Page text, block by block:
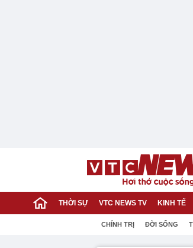
THỜI SỰ VTC NEWS TV KINH TẾ
CHÍNH TRỊ ĐỜI SỐNG